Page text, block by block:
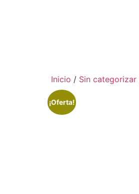
Inicio / Sin categorizar
¡Oferta!